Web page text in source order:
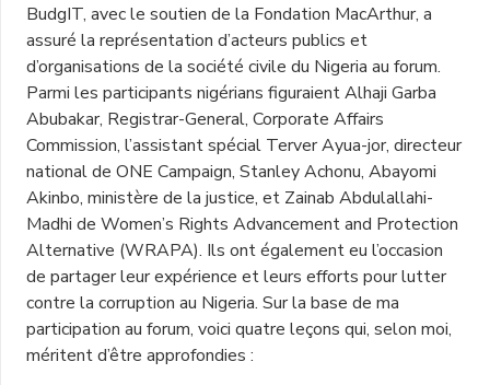
BudgIT, avec le soutien de la Fondation MacArthur, a
assuré la représentation d’acteurs publics et
d’organisations de la société civile du Nigeria au forum.
Parmi les participants nigérians figuraient Alhaji Garba
Abubakar, Registrar-General, Corporate Affairs
Commission, l’assistant spécial Terver Ayua-jor, directeur
national de ONE Campaign, Stanley Achonu, Abayomi
Akinbo, ministère de la justice, et Zainab Abdulallahi-
Madhi de Women’s Rights Advancement and Protection
Alternative (WRAPA). Ils ont également eu l’occasion
de partager leur expérience et leurs efforts pour lutter
contre la corruption au Nigeria. Sur la base de ma
participation au forum, voici quatre leçons qui, selon moi,
méritent d’être approfondies :